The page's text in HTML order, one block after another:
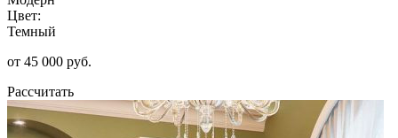
Цвет:
Темный
от 45 000 руб.
Рассчитать